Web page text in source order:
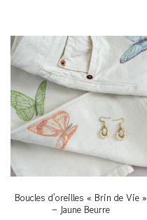
Boucles d’oreilles « Brin de Vie »
– Jaune Beurre